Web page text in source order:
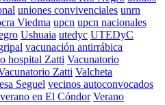
uniones convivenciales unrn
Viedma upcn upcn nacionales
Ushuaia utedyc UTEDyC
vacunación antirrábica
hospital Zatti Vacunatorio
Zatti Valcheta
Seguel vecinos autoconvocados
verano en El Cóndor Verano